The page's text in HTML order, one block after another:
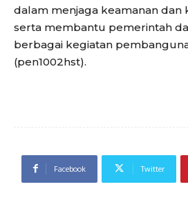
dalam menjaga keamanan dan
serta membantu pemerintah
berbagai kegiatan
(pen1002hst).
Facebook Twitter